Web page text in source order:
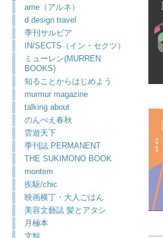
arne（アルネ）
d design travel
季刊サルビア
IN/SECTS（イン・セクツ）
ミューレン(MURREN
BOOKS)
知ることからはじめよう
murmur magazine
talking about
のんべえ春秋
雲遊天下
季刊誌 PERMANENT
THE SUKIMONO BOOK
montem
疾駆/chic
映画横丁・大人ごはん
美容文藝誌 髪とアタシ
月極本
文鯨